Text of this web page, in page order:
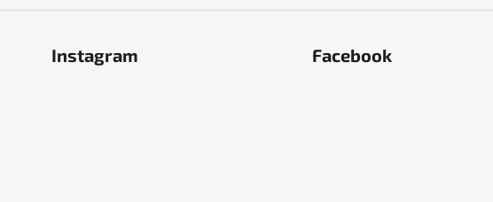
Instagram Facebook